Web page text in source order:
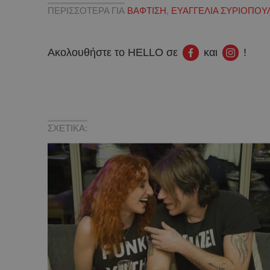
ΠΕΡΙΣΣΟΤΕΡΑ ΓΙΑ ΒΑΦΤΙΣΗ, ΕΥΑΓΓΕΛΙΑ
Ακολουθήστε το HELLO σε και !
ΣΧΕΤΙΚΑ: